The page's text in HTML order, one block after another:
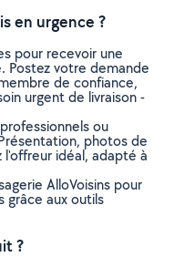
en urgence ?
pour recevoir une
Postez votre demande
de confiance,
urgent de livraison -
ou
photos de
l'offreur idéal, adapté à
AlloVoisins pour
grâce aux outils
?